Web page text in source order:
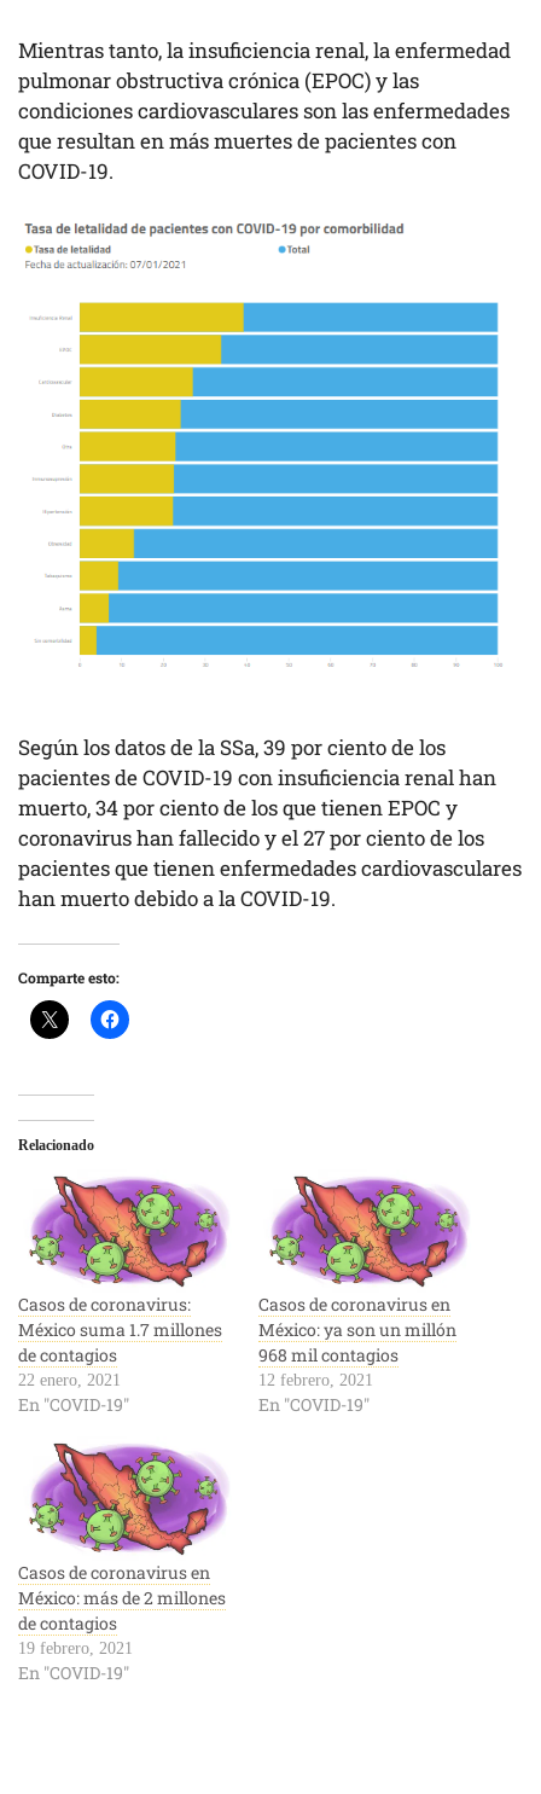
Mientras tanto, la insuficiencia renal, la enfermedad
pulmonar obstructiva crónica (EPOC) y las
condiciones cardiovasculares son las enfermedades
que resultan en más muertes de pacientes con
COVID-19.
Según los datos de la SSa, 39 por ciento de los
pacientes de COVID-19 con insuficiencia renal han
muerto, 34 por ciento de los que tienen EPOC y
coronavirus han fallecido y el 27 por ciento de los
pacientes que tienen enfermedades cardiovasculares
han muerto debido a la COVID-19.
Comparte esto:
Relacionado
Casos de coronavirus:
México suma 1.7 millones
de contagios
22 enero, 2021
En "COVID-19"
Casos de coronavirus en
México: ya son un millón
968 mil contagios
12 febrero, 2021
En "COVID-19"
Casos de coronavirus en
México: más de 2 millones
de contagios
19 febrero, 2021
En "COVID-19"